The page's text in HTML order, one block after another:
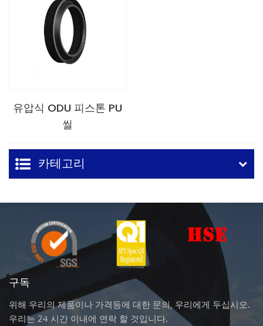
유압식 ODU 피스톤 PU
씰
카테고리
구독
위해 우리의 제품이나 가격등에 대한 문의, 우리에게 두십시오.
우리는 24 시간 이내에 연락 할 것입니다.